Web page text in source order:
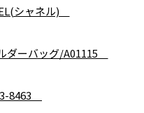
シャネル)
ダーバッグ/A01115
8463